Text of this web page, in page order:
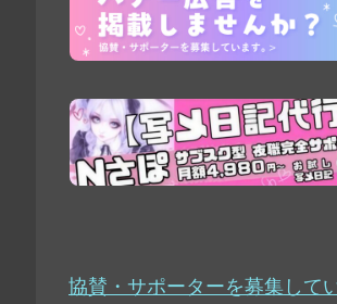
協賛・サポーターを募集して